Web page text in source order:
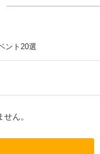
ント20選
ん。